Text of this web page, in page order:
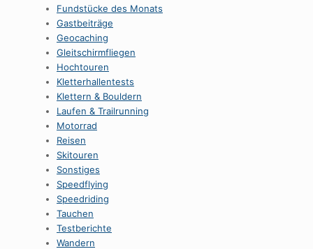
Fundstücke des Monats
Gastbeiträge
Geocaching
Gleitschirmfliegen
Hochtouren
Kletterhallentests
Klettern & Bouldern
Laufen & Trailrunning
Motorrad
Reisen
Skitouren
Sonstiges
Speedflying
Speedriding
Tauchen
Testberichte
Wandern